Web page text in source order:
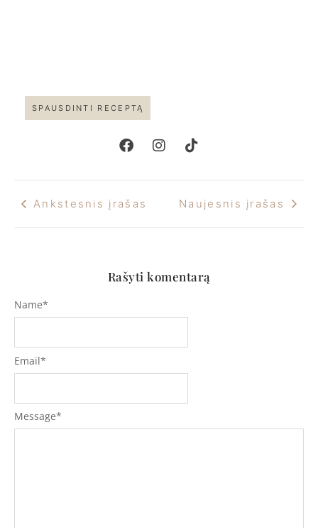
SPAUSDINTI RECEPTĄ
Ankstesnis įrašas Naujesnis įrašas
Rašyti komentarą
Message*
Name*
Email*